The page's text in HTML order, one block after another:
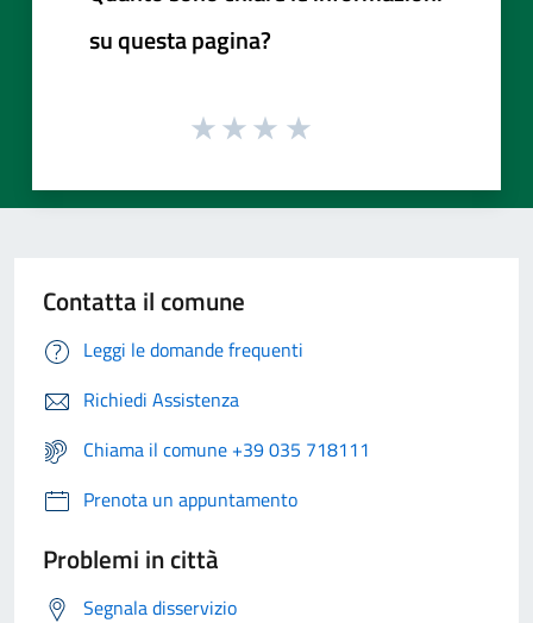
su questa pagina?
Contatta il comune
Leggi le domande frequenti
Richiedi Assistenza
Chiama il comune +39 035 718111
Prenota un appuntamento
Problemi in città
Segnala disservizio